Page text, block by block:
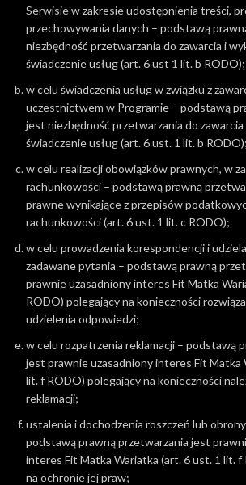
Serwisie w zakresie udostępnienia treści,
przechowywania danych – podstawą
niezbędność przetwarzania do zawarcia i
świadczenie usług (art. 6 ust 1 lit. b RODO);
w celu świadczenia usług w związku z
uczestnictwem w Programie – podstawą
jest niezbędność przetwarzania do
świadczenie usług (art. 6 ust. 1 lit. b RODO);
w celu realizacji obowiązków prawnych, w
rachunkowości – podstawą prawną
prawne wynikające z przepisów
rachunkowości (art. 6 ust. 1 lit. c RODO);
w celu prowadzenia korespondencji i
zadawane pytania – podstawą prawną
prawnie uzasadniony interes Fit Matka
RODO) polegający na konieczności
udzielenia odpowiedzi;
w celu rozpatrzenia reklamacji – podstawą
jest prawnie uzasadniony interes Fit Matka
lit. f RODO) polegający na konieczności
reklamacji;
ustalenia i dochodzenia roszczeń lub
podstawą prawną przetwarzania jest
interes Fit Matka Wariatka (art. 6 ust. 1 lit. f
na ochronie jej praw;